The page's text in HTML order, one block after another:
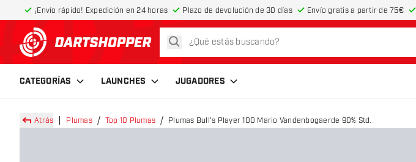
¡Envío rápido! Expedición en 24 horas Plazo de devolución de 30 días Envío gratis a partir de 75€
volver a la página de inicio
buscar
CATEGORÍAS LAUNCHES JUGADORES
Atrás Plumas Top 10 Plumas Plumas Bull's Player 100 Mario Vandenbogaerde 90% Std.